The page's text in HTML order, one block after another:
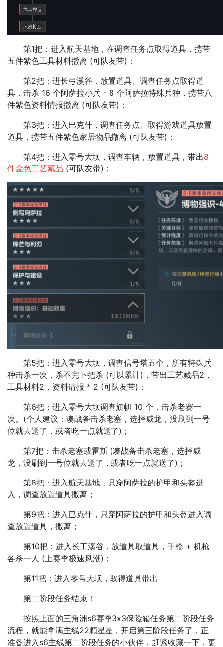
第1把：进入航天基地，在调查任务点取得道具，携带
五件紫色工具材料撤离 (可队友带)；
第2把：进长弓溪谷，放置道具、调查任务点取得道
具，击杀 16 个阿萨拉小兵 - 8 个阿萨拉特殊兵种，携带八
件紫色资料情报撤离 (可队友带)；
第3把：进入巴克什，调查任务点、取得游戏道具放置
道具，携带五件紫色家居物品撤离 (可队友带)；
第4把：进入零号大坝，调查车辆，放置道具，带出8
件金色工艺藏品 (可队友带)；
第5把：进入零号大坝，调查信号塔五个，所有特殊兵
种击杀一次，杀不完下把杀 (可以累计)，带出工艺藏品2，
工具材料2，资料请报 * 2 (可队友带)；
第6把：进入零号大坝调查旗帜 10 个，击杀老赛一
次。(个人建议：凑战备击杀老塞，选择威龙，没刷到一号
位就去送了，或者吃一点就送了)；
第7把：击杀老塞或雷斯 (凑战备击杀老塞，选择威
龙，没刷到一号位就去送了，或者吃一点就送了)；
第8把：进入航天基地，只穿阿萨拉的护甲和头盔进
入，调查放置道具撒离；
第9把：进入巴克什，只穿阿萨拉的护甲和头盔进入调
查放置道具，撒离；
第10把：进入长工溪谷，放道具取道具，手枪 + 机枪
各杀一人 (上赛季极速风潮)；
第11把：进入零号大坝，取得道具带出
第二阶段任务结束！
按照上面的三角洲s6赛季3x3保险箱任务第二阶段任务
流程，就能拿满主线22颗星星，开启第三阶段任务了，正
准备进入s6主线第二阶段任务的小伙伴，赶紧收藏一下，更